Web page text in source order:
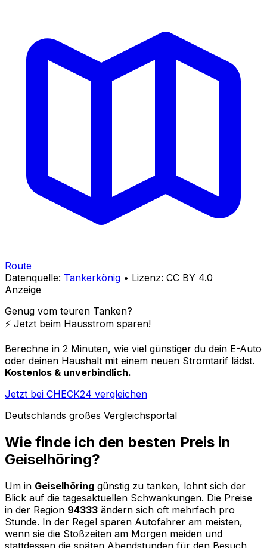
Route
Datenquelle: Tankerkönig • Lizenz: CC BY 4.0
Anzeige
Genug vom teuren Tanken?
⚡️ Jetzt beim Hausstrom sparen!
Berechne in 2 Minuten, wie viel günstiger du dein E-Auto
oder deinen Haushalt mit einem neuen Stromtarif lädst.
Kostenlos & unverbindlich.
Jetzt bei CHECK24 vergleichen
Deutschlands großes Vergleichsportal
Wie finde ich den besten Preis in
Geiselhöring?
Um in Geiselhöring günstig zu tanken, lohnt sich der
Blick auf die tagesaktuellen Schwankungen. Die Preise
in der Region 94333 ändern sich oft mehrfach pro
Stunde. In der Regel sparen Autofahrer am meisten,
wenn sie die Stoßzeiten am Morgen meiden und
stattdessen die späten Abendstunden für den Besuch